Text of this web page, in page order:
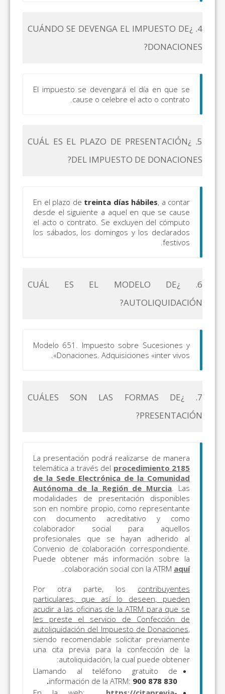
4. ¿CUÁNDO SE DEVENGA EL IMPUESTO DE
DONACIONES?
El impuesto se devengará el día en que se
cause o celebre el acto o contrato.
5. ¿CUÁL ES EL PLAZO DE PRESENTACIÓN
DEL IMPUESTO DE DONACIONES?
En el plazo de treinta días hábiles, a contar
desde el siguiente a aquel en que se cause
el acto o contrato. Se excluyen del cómputo
los sábados, los domingos y los declarados
festivos.
6. ¿CUÁL ES EL MODELO DE
AUTOLIQUIDACIÓN?
Modelo 651. Impuesto sobre Sucesiones y
Donaciones. Adquisiciones «inter vivos».
7. ¿CUÁLES SON LAS FORMAS DE
PRESENTACIÓN?
La presentación podrá realizarse de manera
telemática a través del procedimiento 2185
de la Sede Electrónica de la Comunidad
Autónoma de la Región de Murcia . Las
modalidades de presentación disponibles
son en nombre propio, como representante
con documento acreditativo y como
colaborador social para aquellos
profesionales que se hayan adherido al
Convenio de colaboración correspondiente.
Puede obtener más información sobre la
colaboración social con la ATRM aquí
Por otra parte, los contribuyentes
particulares, que así lo deseen, pueden
acudir a las oficinas de la ATRM para que se
les preste el servicio de Confección de
autoliquidación del Impuesto de Donaciones,
siendo recomendable solicitar previamente
una cita previa para la confección de la
autoliquidación, la cual puede obtener:
Llamando al teléfono gratuito de
información de la ATRM: 900 878 830.